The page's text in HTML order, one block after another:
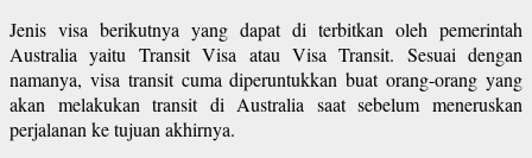
Jenis visa berikutnya yang dapat di terbitkan oleh pemerintah
Australia yaitu Transit Visa atau Visa Transit. Sesuai dengan
namanya, visa transit cuma diperuntukkan buat orang-orang yang
akan melakukan transit di Australia saat sebelum meneruskan
perjalanan ke tujuan akhirnya.